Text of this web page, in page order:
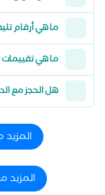
ما هي أرقام
ما هي
هل الحجز مع